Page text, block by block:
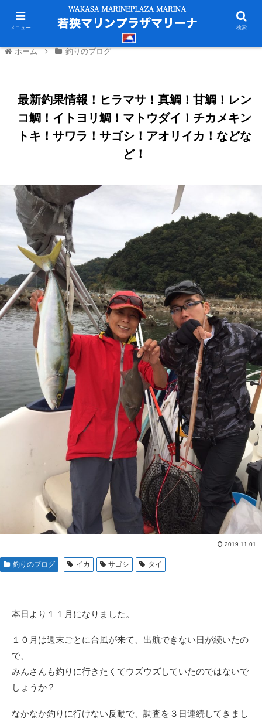
ホーム 釣りのブログ
最新釣果情報！ヒラマサ！真鯛！甘鯛！レン
コ鯛！イトヨリ鯛！マトウダイ！チカメキン
トキ！サワラ！サゴシ！アオリイカ！などな
ど！
2019.11.01
釣りのブログ イカ サゴシ タイ
本日より１１月になりました。
１０月は週末ごとに台風が来て、出航できない日が続いたの
で、
みんさんも釣りに行きたくてウズウズしていたのではないで
しょうか？
なかなか釣りに行けない反動で、調査を３日連続してきまし
メニュー 検索